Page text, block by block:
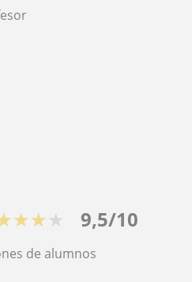
9,5/10
de alumnos